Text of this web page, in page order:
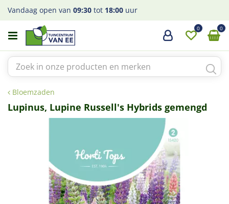
a
Bloemzaden
Vandaag open van 09:30 tot 18:00 uur
Lupinus, Lupine Russell's Hybrids gemengd